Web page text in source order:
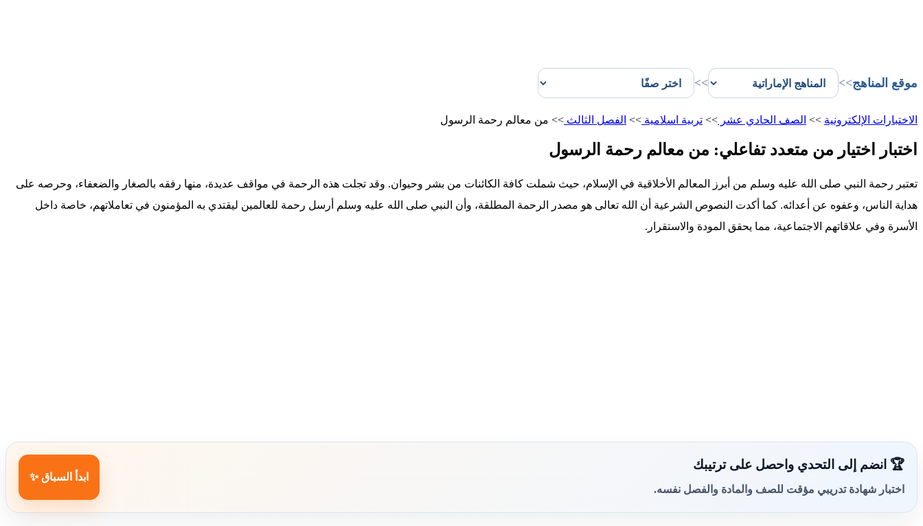
موقع المناهج>>
>>
الاختبارات الإلكترونية >> الصف الحادي عشر >> تربية اسلامية >> الفصل الثالث >> من معالم رحمة الرسول
اختبار اختيار من متعدد تفاعلي: من معالم رحمة الرسول
تعتبر رحمة النبي صلى الله عليه وسلم من أبرز المعالم الأخلاقية في الإسلام، حيث شملت كافة الكائنات من بشر وحيوان. وقد تجلت هذه الرحمة في مواقف عديدة، منها رفقه بالصغار والضعفاء، وحرصه على
هداية الناس، وعفوه عن أعدائه. كما أكدت النصوص الشرعية أن الله تعالى هو مصدر الرحمة المطلقة، وأن النبي صلى الله عليه وسلم أرسل رحمة للعالمين ليقتدي به المؤمنون في تعاملاتهم، خاصة داخل
الأسرة وفي علاقاتهم الاجتماعية، مما يحقق المودة والاستقرار.
🏆 انضم إلى التحدي واحصل على ترتيبك
اختبار شهادة تدريبي مؤقت للصف والمادة والفصل نفسه.
ابدأ السباق ✨